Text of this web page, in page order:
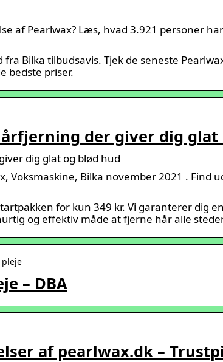
af Pearlwax? Læs, hvad 3.921 personer
Bilka tilbudsavis. Tjek de seneste
bedste priser.
der giver dig
dig glat og blød hud
Voksmaskine, Bilka november 2021 . Find
for kun 349 kr. Vi garanterer dig
og effektiv måde at fjerne hår alle
pleje
– DBA
af pearlwax.dk –